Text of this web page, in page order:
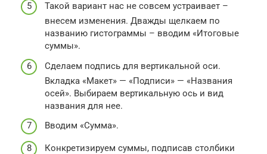
Такой вариант нас не совсем устраивает –
внесем изменения. Дважды щелкаем по
названию гистограммы – вводим «Итоговые
суммы».
Сделаем подпись для вертикальной оси.
Вкладка «Макет» — «Подписи» — «Названия
осей». Выбираем вертикальную ось и вид
названия для нее.
Вводим «Сумма».
Конкретизируем суммы, подписав столбики